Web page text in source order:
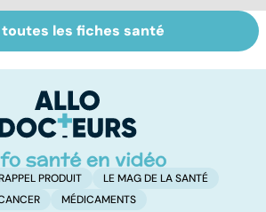
Un rhume, ça se
soigne ?
les fiches santé
PRODUIT
LE MAG DE LA SANTÉ
MÉDICAMENTS